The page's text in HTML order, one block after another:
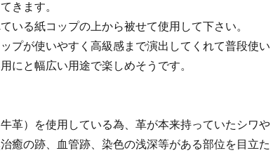
きます。
いる紙コップの上から被せて使用して下さい。
プが使いやすく高級感まで演出してくれて普段使い
にと幅広い用途で楽しめそうです。
革）を使用している為、革が本来持っていたシワや
癒の跡、血管跡、染色の浅深等がある部位を目立た